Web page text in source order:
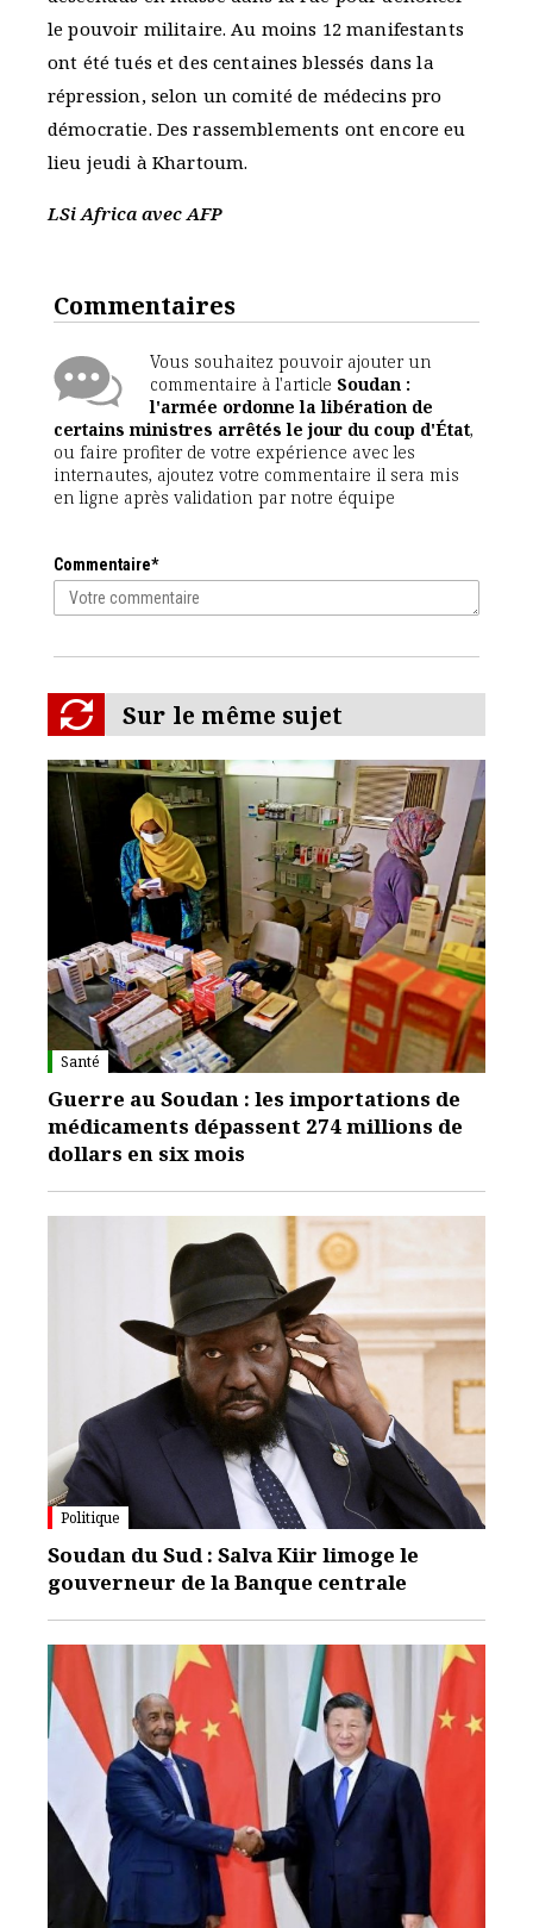
le pouvoir militaire. Au moins 12 manifestants
ont été tués et des centaines blessés dans la
répression, selon un comité de médecins pro
démocratie. Des rassemblements ont encore eu
lieu jeudi à Khartoum.
LSi Africa avec AFP
Commentaires
Vous souhaitez pouvoir ajouter un
commentaire à l'article Soudan :
l'armée ordonne la libération de
certains ministres arrêtés le jour du coup d'État,
ou faire profiter de votre expérience avec les
internautes, ajoutez votre commentaire il sera mis
en ligne après validation par notre équipe
Commentaire*
Sur le même sujet
Santé
Guerre au Soudan : les importations de
médicaments dépassent 274 millions de
dollars en six mois
Politique
Soudan du Sud : Salva Kiir limoge le
gouverneur de la Banque centrale